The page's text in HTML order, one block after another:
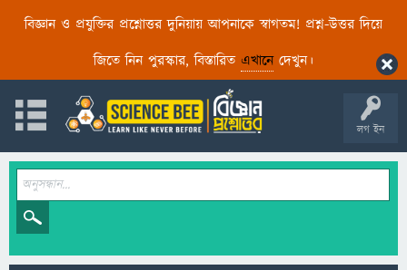
বিজ্ঞান ও প্রযুক্তির প্রশ্নোত্তর দুনিয়ায় আপনাকে স্বাগতম! প্রশ্ন-উত্তর দিয়ে
জিতে নিন পুরস্কার, বিস্তারিত এখানেদেখুন।
লগ ইন